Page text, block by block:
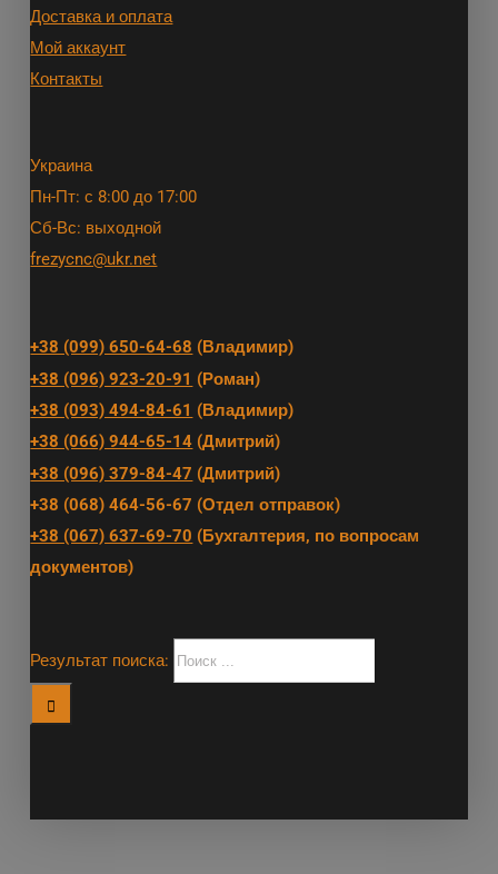
Доставка и оплата
Мой аккаунт
Контакты
Украина
Пн-Пт: с 8:00 до 17:00
Сб-Вс: выходной
frezycnc@ukr.net
+38 (099) 650-64-68 (Владимир)
+38 (096) 923-20-91 (Роман)
+38 (093) 494-84-61 (Владимир)
+38 (066) 944-65-14 (Дмитрий)
+38 (096) 379-84-47 (Дмитрий)
+38 (068) 464-56-67 (Отдел отправок)
+38 (067) 637-69-70 (Бухгалтерия, по вопросам
документов)
Результат поиска: